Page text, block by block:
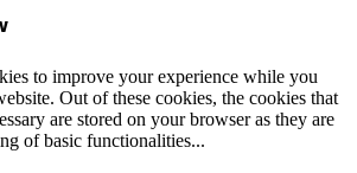
to improve your experience while you
Out of these cookies, the cookies that
are stored on your browser as they are
of basic functionalities...